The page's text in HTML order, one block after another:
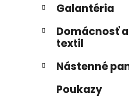
Galantéria
Domácnosť
textil
Nástenné
Poukazy